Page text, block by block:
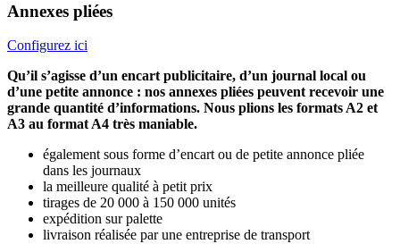
Annexes pliées
Configurez ici
Qu’il s’agisse d’un encart publicitaire, d’un journal local ou
d’une petite annonce : nos annexes pliées peuvent recevoir une
grande quantité d’informations. Nous plions les formats A2 et
A3 au format A4 très maniable.
également sous forme d’encart ou de petite annonce pliée
dans les journaux
la meilleure qualité à petit prix
tirages de 20 000 à 150 000 unités
expédition sur palette
livraison réalisée par une entreprise de transport